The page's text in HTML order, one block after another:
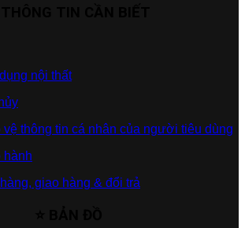
nội thất
thông tin cá nhân của người tiêu dùng
hành
giao hàng & đổi trả